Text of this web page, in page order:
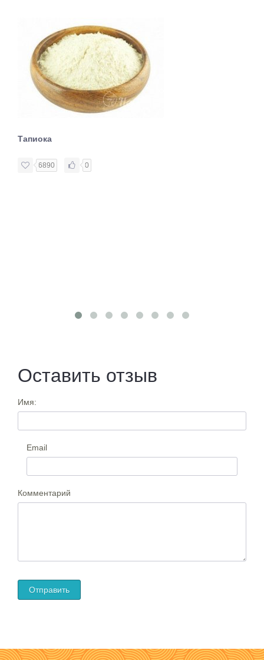
Тапиока
6890 0
Оставить отзыв
Имя:
Email
Комментарий